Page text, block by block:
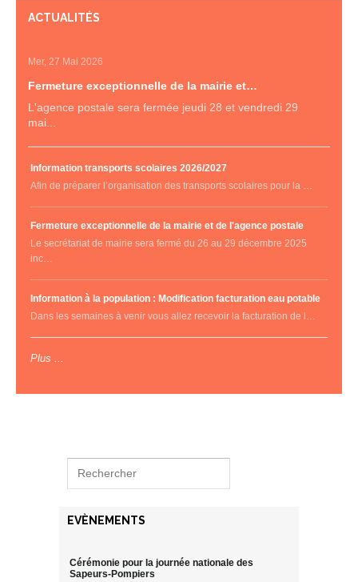
ACTUALITÉS
Mer, 27 Mai 2026
Fermeture exceptionnelle de la mairie et…
L'agence postale sera fermée jeudi 28 et vendredi 29
mai...
Information transports scolaires 2026/2027
Afin de préparer l’organisation des transports scolaires pour la …
Fermeture exceptionnelle de la mairie et de l'agence postale
Le secrétariat de mairie sera fermé du 26 au 29 décembre 2025
inc…
Information à la population : Modification facturation eau potable
Dans les semaines à venir vous allez recevoir la facturation de l…
Plus ...
EVÈNEMENTS
Cérémonie pour la journée nationale des
Sapeurs-Pompiers